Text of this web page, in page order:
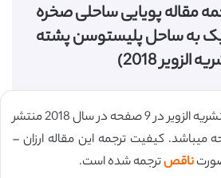
مقاله پویایی ساحلی صخره
به ساحل پلیستوسن پشته
الزویر 2018)
این مقاله انگلیسی ISI در نشریه الزویر در 9 صفحه در سال 2018 منتشر
آن 24 صفحه میباشد. کیفیت ترجمه این مقاله ارزان –
ناقصترجمه شده است.